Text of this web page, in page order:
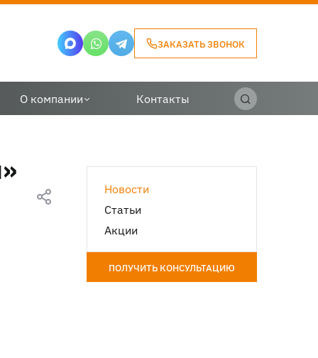
ЗАКАЗАТЬ ЗВОНОК
О компании Контакты
Новости
Статьи
Акции
ПОЛУЧИТЬ КОНСУЛЬТАЦИЮ